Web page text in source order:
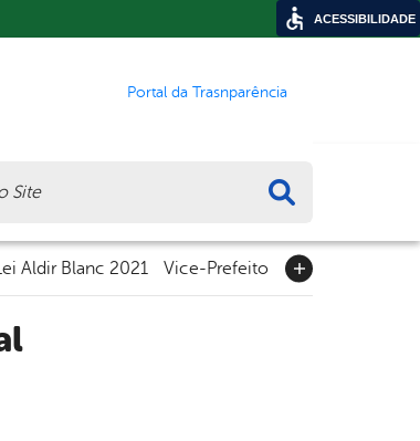
Portal da Trasnparência
Lei Aldir Blanc 2021 Vice-Prefeito
ACESSIBILIDADE